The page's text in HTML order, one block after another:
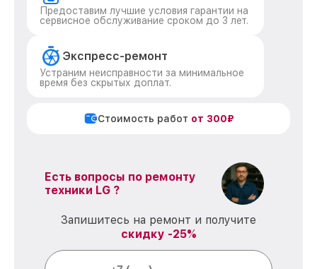
Предоставим лучшие условия гарантии на
сервисное обслуживание сроком до 3 лет.
Экспресс-ремонт
Устраним неисправности за минимальное
время без скрытых доплат.
Стоимость работ от 300₽
Есть вопросы по ремонту
техники LG ?
Запишитесь на ремонт и получите
скидку -25%